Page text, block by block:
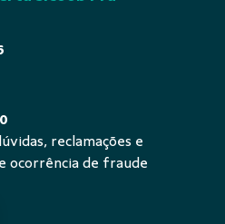
reclamações e
ocorrência de fraude